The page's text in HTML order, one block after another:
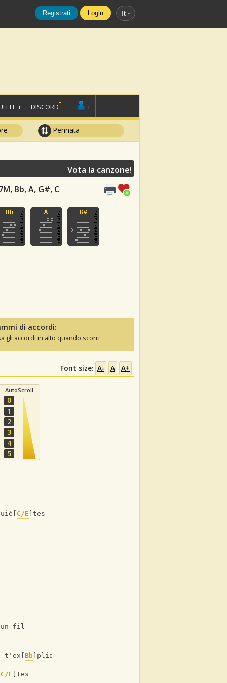
Registrati Login It
+ DISCORD +
Pennata
Bb, A, G#, C
Vota la canzone!
di accordi:
gli accordi in alto quando scorri
Font size: A- A A+
AutoScroll
0
1
2
3
4
5
C/E ]tes
un fil
t'ex[ Bb ]pliques [
C/E ]tes